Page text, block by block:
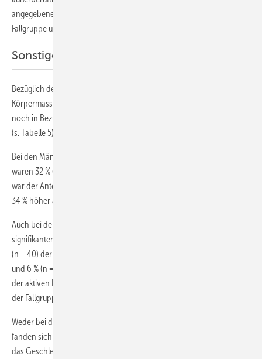
angegebene Hobbys, zeigten keine Unterschiede zwischen der
Fallgruppe und der Kontrollgruppe.
Sonstige Faktoren
Bezüglich der anthropometrischen Daten (Körpergewicht,
Körpermasse, BMI) bestanden weder zwischen den Geschlechtern
noch in Bezug auf die Häufigkeit der Epikondylitis Unterschiede
(s. Tabelle 5).
Bei den Männern waren 45 % (n = 57) Nichtraucher, aktive Raucher
waren 32 % (n = 40) und 24 % (n = 30) ehemalige Raucher. Tendenziell
war der Anteil männlicher aktiver Raucher in der Kontrollgruppe mit
34 % höher als in der Kontrollgruppe mit 26 % (p = 0,141).
Auch bei den Frauen konnten bezüglich des Nikotinkonsums keine
signifikanten Unterschiede (p = 0,133) festgestellt werden. 57 %
(n = 40) der Frauen waren Nichtraucher, 37 % (n = 26) waren aktive
und 6 % (n = 4) der Frauen waren ehemalige Raucherinnen. Der Anteil
der aktiven Raucherinnen in der Kontrollgruppe betrug 32 % und in
der Fallgruppe 42 %.
Weder bei den Männern (p = 0,710), noch bei den Frauen (p = 0,299)
fanden sich Unterschiede im Alkoholkonsum. Gleiches galt für die auf
das Geschlecht adjustierten Differenzen zwischen Fallgruppe und